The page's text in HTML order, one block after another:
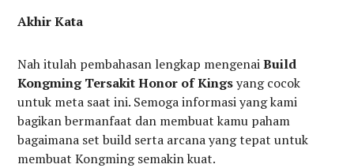
Akhir Kata
Nah itulah pembahasan lengkap mengenaiBuild
Kongming Tersakit Honor of Kingsyang cocok
untuk meta saat ini. Semoga informasi yang kami
bagikan bermanfaat dan membuat kamu paham
bagaimana set build serta arcana yang tepat untuk
membuat Kongming semakin kuat.